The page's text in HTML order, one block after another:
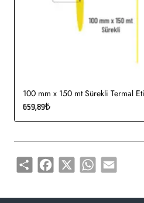
Kullanım Alanları:
etiketi, koli üstü etiketi. Genellikle
100 mm x 150 mt Sürekli Termal
659,89₺
Share Facebook
X WhatsApp
Email